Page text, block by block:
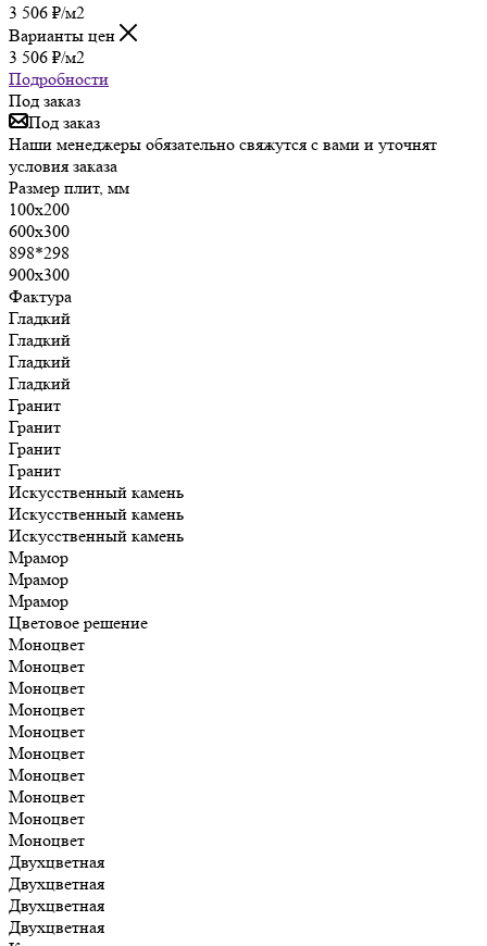
3 506 ₽/м2
Варианты цен
3 506 ₽/м2
Подробности
Под заказ
Под заказ
Наши менеджеры обязательно свяжутся с вами и уточнят
условия заказа
Размер плит, мм
100х200
600х300
898*298
900х300
Фактура
Гладкий
Гладкий
Гладкий
Гладкий
Гранит
Гранит
Гранит
Гранит
Искусственный камень
Искусственный камень
Искусственный камень
Мрамор
Мрамор
Мрамор
Цветовое решение
Моноцвет
Моноцвет
Моноцвет
Моноцвет
Моноцвет
Моноцвет
Моноцвет
Моноцвет
Моноцвет
Моноцвет
Двухцветная
Двухцветная
Двухцветная
Двухцветная